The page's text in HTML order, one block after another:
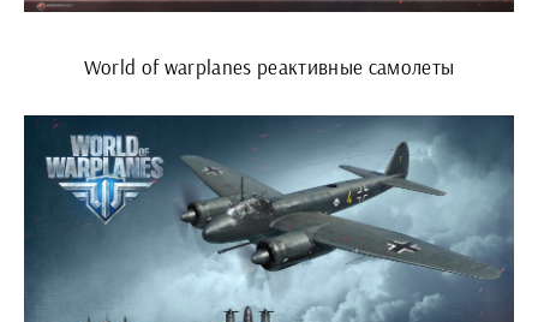
World of warplanes реактивные самолеты